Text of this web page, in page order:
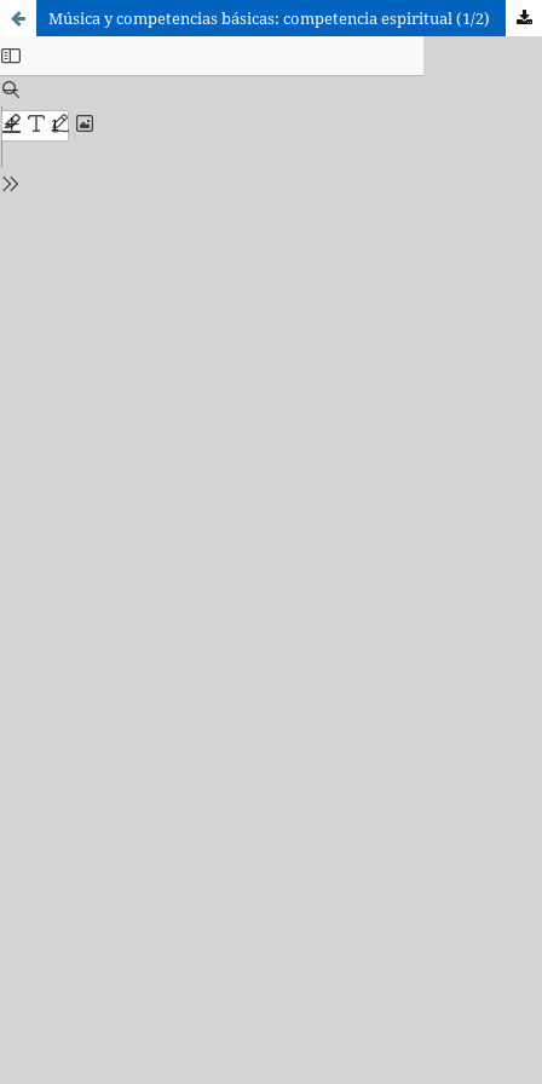
Música y competencias básicas: competencia espiritual (1/2)